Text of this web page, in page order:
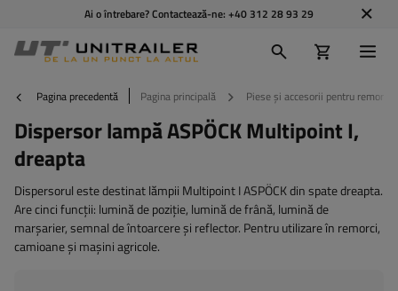
Ai o întrebare? Contactează-ne: +40 312 28 93 29
Pagina precedentă Pagina principală Piese și accesorii pentru remorci
Dispersor lampă ASPÖCK Multipoint I,
dreapta
Dispersorul este destinat lămpii Multipoint I ASPÖCK din spate dreapta.
Are cinci funcții: lumină de poziție, lumină de frână, lumină de
marșarier, semnal de întoarcere și reflector. Pentru utilizare în remorci,
camioane și mașini agricole.